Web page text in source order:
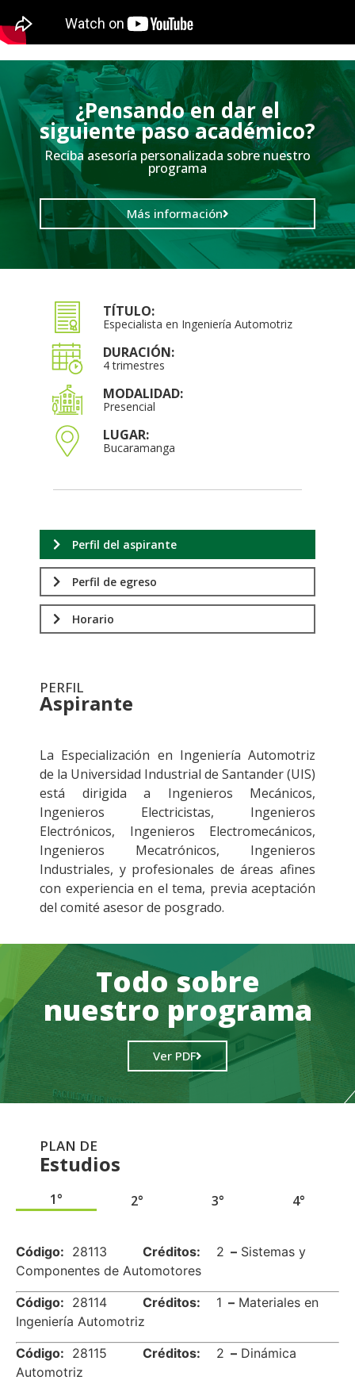
¿Pensando en dar el
siguiente paso académico?
Reciba asesoría personalizada sobre nuestro
programa
Más información
TÍTULO:
Especialista en Ingeniería Automotriz
DURACIÓN:
4 trimestres
MODALIDAD:
Presencial
LUGAR:
Bucaramanga
Perfil del aspirante
Perfil de egreso
Horario
PERFIL
Aspirante
La Especialización en Ingeniería Automotriz
de la Universidad Industrial de Santander (UIS)
está dirigida a Ingenieros Mecánicos,
Ingenieros Electricistas, Ingenieros
Electrónicos, Ingenieros Electromecánicos,
Ingenieros Mecatrónicos, Ingenieros
Industriales, y profesionales de áreas afines
con experiencia en el tema, previa aceptación
del comité asesor de posgrado.
Todo sobre
nuestro programa
Ver PDF
PLAN DE
Estudios
1° 2° 3° 4°
Código: 28113 Créditos: 2 – Sistemas y
Componentes de Automotores
Código: 28114 Créditos: 1 – Materiales en
Ingeniería Automotriz
Código: 28115 Créditos: 2 – Dinámica
Automotriz